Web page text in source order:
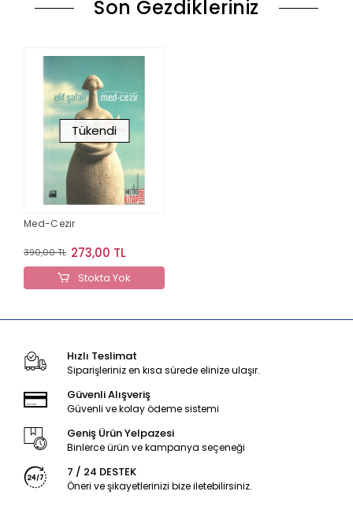
Son Gezdikleriniz
Tükendi
Med-Cezir
390,00 TL 273,00 TL
Stokta Yok
Hızlı Teslimat
Siparişleriniz en kısa sürede elinize ulaşır.
Güvenli Alışveriş
Güvenli ve kolay ödeme sistemi
Geniş Ürün Yelpazesi
Binlerce ürün ve kampanya seçeneği
7 / 24 DESTEK
Öneri ve şikayetlerinizi bize iletebilirsiniz.